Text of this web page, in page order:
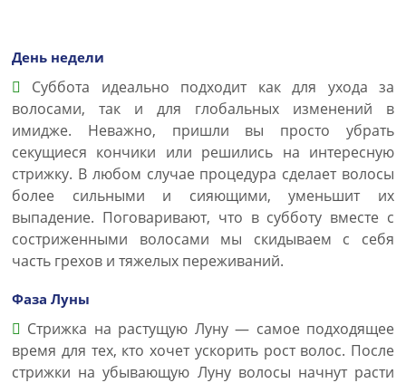
День недели
Суббота идеально подходит как для ухода за
волосами, так и для глобальных изменений в
имидже. Неважно, пришли вы просто убрать
секущиеся кончики или решились на интересную
стрижку. В любом случае процедура сделает волосы
более сильными и сияющими, уменьшит их
выпадение. Поговаривают, что в субботу вместе с
состриженными волосами мы скидываем с себя
часть грехов и тяжелых переживаний.
Фаза Луны
Стрижка на растущую Луну — самое подходящее
время для тех, кто хочет ускорить рост волос. После
стрижки на убывающую Луну волосы начнут расти